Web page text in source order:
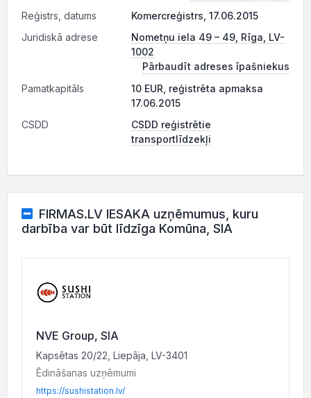
Reģistrs, datums
Komercreģistrs, 17.06.2015
Juridiskā adrese
Nometņu iela 49 – 49, Rīga, LV-
1002
Pārbaudīt adreses īpašniekus
Pamatkapitāls
10 EUR, reģistrēta apmaksa
17.06.2015
CSDD
CSDD reģistrētie
transportlīdzekļi
FIRMAS.LV IESAKA uzņēmumus, kuru
darbība var būt līdzīga Komūna, SIA
NVE Group, SIA
Kapsētas 20/22, Liepāja, LV-3401
Ēdināšanas uzņēmumi
https://sushistation.lv/